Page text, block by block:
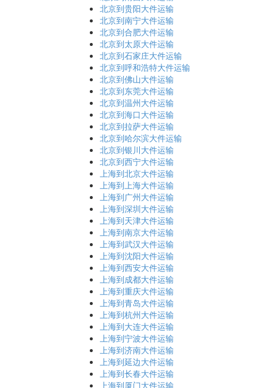
北京到贵阳大件运输
北京到南宁大件运输
北京到合肥大件运输
北京到太原大件运输
北京到石家庄大件运输
北京到呼和浩特大件运输
北京到佛山大件运输
北京到东莞大件运输
北京到温州大件运输
北京到海口大件运输
北京到拉萨大件运输
北京到哈尔滨大件运输
北京到银川大件运输
北京到西宁大件运输
上海到北京大件运输
上海到上海大件运输
上海到广州大件运输
上海到深圳大件运输
上海到天津大件运输
上海到南京大件运输
上海到武汉大件运输
上海到沈阳大件运输
上海到西安大件运输
上海到成都大件运输
上海到重庆大件运输
上海到青岛大件运输
上海到杭州大件运输
上海到大连大件运输
上海到宁波大件运输
上海到济南大件运输
上海到延边大件运输
上海到长春大件运输
上海到厦门大件运输